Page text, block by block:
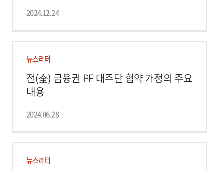
2024.12.24
뉴스레터
전(全) 금융권 PF 대주단 협약 개정의 주요
내용
2024.06.28
뉴스레터